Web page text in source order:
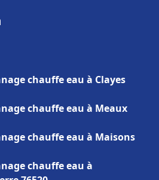
chauffe eau à Clayes
chauffe eau à Meaux
chauffe eau à Maisons
chauffe eau à